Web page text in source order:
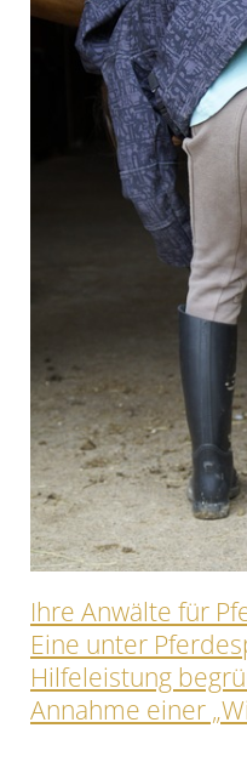
Ihre Anwälte für
Eine unter
Hilfeleistung
Annahme einer